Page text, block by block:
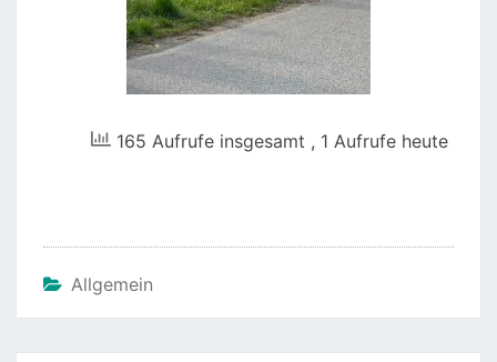
165 Aufrufe insgesamt , 1 Aufrufe heute
Allgemein